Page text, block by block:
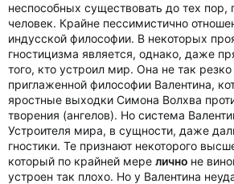
неспособных существовать до тех пор,
человек. Крайне пессимистично
индусской философии. В некоторых
гностицизма является, однако, даже
того, кто устроил мир. Она не так
приглаженной философии Валентина,
яростные выходки Симона Волхва
творения (ангелов). Но система
Устроителя мира, в сущности, даже
гностики. Те признают некоторого
который по крайней мере лично не
устроен так плохо. Но у Валентина